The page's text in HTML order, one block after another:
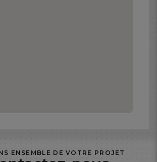
ENSEMBLE DE VOTRE PROJET